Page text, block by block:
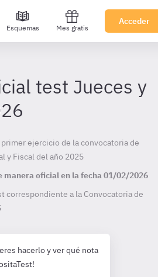
Esquemas Mes gratis
Acceder
test Jueces y
ejercicio de la convocatoria de
y Fiscal del año 2025
manera oficial en la fecha01/02/2026
correspondiente a la Convocatoria de
hacerlo y ver qué nota